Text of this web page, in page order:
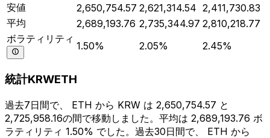
安値
2,650,754.57 2,621,314.54 2,411,730.83
平均
2,689,193.76 2,735,344.97 2,810,218.77
ボラティリティ
1.50% 2.05% 2.45%
統計KRWETH
過去7日間で、 ETH から KRW は 2,650,754.57 と
2,725,958.16の間で移動しました。平均は 2,689,193.76 ボ
ラティリティ 1.50% でした。過去30日間で、 ETH から